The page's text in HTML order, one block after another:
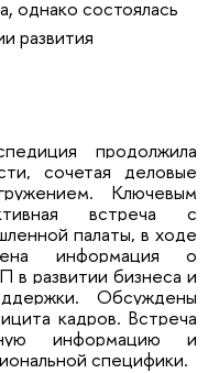
однако состоялась
развития
продолжила
сочетая деловые
Ключевым
встреча с
палаты, в ходе
информация о
в развитии бизнеса и
Обсуждены
кадров. Встреча
информацию и
специфики.